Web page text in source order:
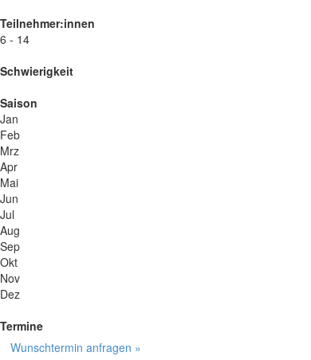
Teilnehmer:innen
6 - 14
Schwierigkeit
Saison
Jan
Feb
Mrz
Apr
Mai
Jun
Jul
Aug
Sep
Okt
Nov
Dez
Termine
Wunschtermin anfragen »